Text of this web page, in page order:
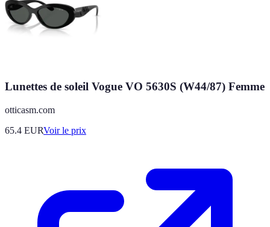
Lunettes de soleil Vogue VO 5630S (W44/87) Femme
otticasm.com
65.4 EURVoir le prix